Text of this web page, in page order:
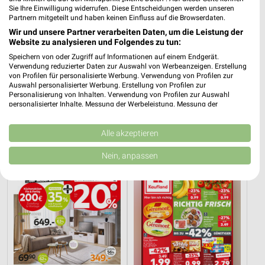
1,9 km
Noch heute gültig
2,2 km
Noch heute gültig
Kaufland
Sie Ihre Einwilligung widerrufen. Diese Entscheidungen werden unseren
Partnern mitgeteilt und haben keinen Einfluss auf die Browserdaten.
Wir und unsere Partner verarbeiten Daten, um die Leistung der
Website zu analysieren und Folgendes zu tun:
Speichern von oder Zugriff auf Informationen auf einem Endgerät.
Verwendung reduzierter Daten zur Auswahl von Werbeanzeigen. Erstellung
von Profilen für personalisierte Werbung. Verwendung von Profilen zur
Auswahl personalisierter Werbung. Erstellung von Profilen zur
Personalisierung von Inhalten. Verwendung von Profilen zur Auswahl
personalisierter Inhalte. Messung der Werbeleistung. Messung der
Kombinationen von Daten aus verschiedenen Quellen. Entwicklung und
Verbesserung der Angebote. Verwendung reduzierter Daten zur Auswahl
von Inhalten.
Daten können außerhalb der Europäischen Union weitergegeben und in die
USA gesendet werden.
Website/App.
Partnerliste anzeigen (1 IAB-Anbieter)
Wir nutzen Ihre Daten für folgende Zwecke:
IAB-Verarbeitungszwecke:
Speichern von oder Zugriff auf Informationen
auf einem Endgerät
Alle akzeptieren
Nein, anpassen